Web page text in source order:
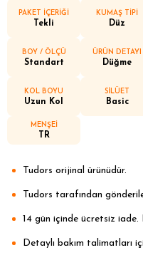
PAKET İÇERİĞİ
Tekli
KUMAŞ TİPİ
Düz
BOY / ÖLÇÜ
Standart
ÜRÜN DETAYI
Düğme
KOL BOYU
Uzun Kol
SİLÜET
Basic
MENŞEİ
TR
Tudors orijinal ürünüdür.
Tudors tarafından
14 gün içinde ücretsiz iade.
Detaylı bakım talimatları